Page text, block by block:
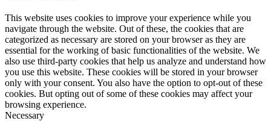
This website uses cookies to improve your experience while you
navigate through the website. Out of these, the cookies that are
categorized as necessary are stored on your browser as they are
essential for the working of basic functionalities of the website. We
also use third-party cookies that help us analyze and understand how
you use this website. These cookies will be stored in your browser
only with your consent. You also have the option to opt-out of these
cookies. But opting out of some of these cookies may affect your
browsing experience.
Necessary